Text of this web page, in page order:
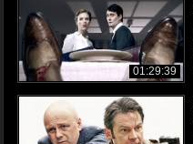
01:29:39